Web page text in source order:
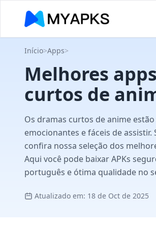
Início>Apps>
Melhores
curtos de
Os dramas curtos de anime
emocionantes e fáceis de
confira nossa seleção dos
Aqui você pode baixar APKs
português e ótima qualidade no
Atualizado em: 18 de Oct de 2025